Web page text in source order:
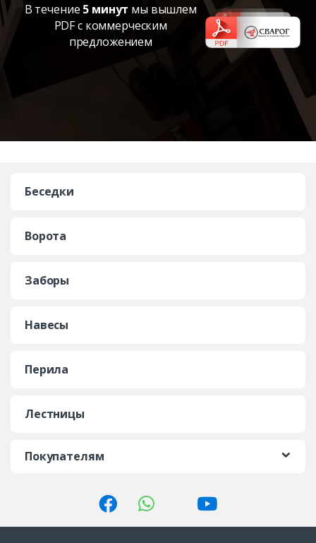
В течение 5 минут мы вышлем
PDF с коммерческим
предложением
Беседки
Ворота
Заборы
Навесы
Перила
Лестницы
Покупателям